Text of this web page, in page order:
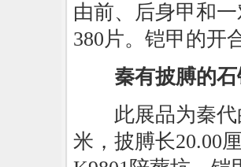
由前、后身甲和
380片。铠甲的开
秦有披膊的
此展品为秦代
米，披膊长20.00